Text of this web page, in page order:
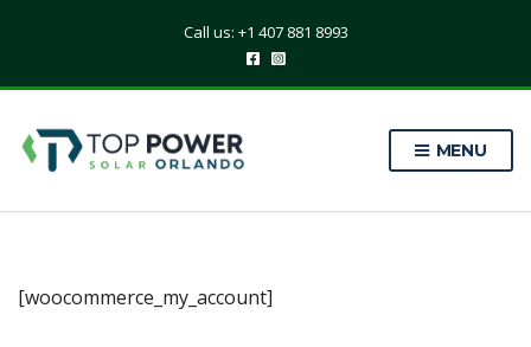
Call us: +1 407 881 8993
MENU
[woocommerce_my_account]